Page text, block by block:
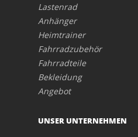
Lastenrad
Anhänger
Heimtrainer
Fahrradzubehör
Fahrradteile
Bekleidung
Angebot
UNSER UNTERNEHMEN